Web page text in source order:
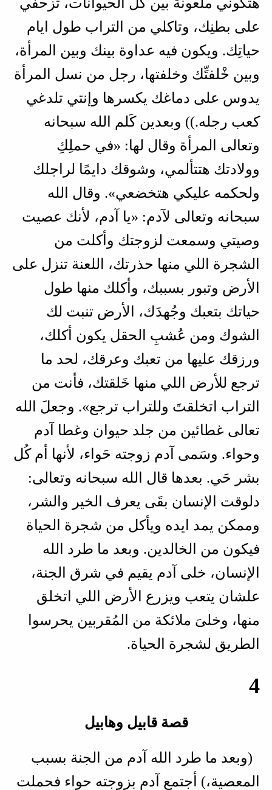
هتكوني ملعونة بين كل الحيوانات، تزحفي
على بطنِك، وتاكلي من التراب طول ايام
حياتِك. ويكون فيه عداوة بينك وبين المرأة،
وبين خْلفتِّك وخلفتها، رجل من نسل المرأة
يدوس على دماغك يكسرها وإنتي تلدغي
كعب رجله.)) وبعدين كَلم الله سبحانه
وتعالى المرأة وقال لها: «في حملِكِ
وولادتك هتتألمي، وشوقك دايمًا لراجلك
ولحكمه عليكي هتخضعي». وقال الله
سبحانه وتعالى لآدم: «يا آدم، لأنك عصيت
وصيتي وسمعت لزوجتك وأكلت من
الشجرة اللي منها حذرتك، اللعنة تنزل على
الأرض وتبور بسببك، وأكلك منها طول
حياتك بتعبك وجُهدَك، الأرض تنبت لك
الشوك ومن عُشبِ الحقل يكون أكلك،
ورزقك عليها من تعبك وعرقك، لحد ما
ترجع للأرض اللي منها خَلقتك، فأنت من
التراب اتخلقتَ وللتراب ترجع». وجعلَ الله
تعالى غطائين من جلد حيوان وغطا آدم
وحواء. وسَمى آدم زوجته حَواء، لأنها أم كُل
بشر حَي. بعدها قال الله سبحانه وتعالى:
دلوقت الإنسان بقَى يعرف الخير والشر،
وممكن يمد ايده ويأكل من شجرة الحياة
فيكون من الخالدين. وبعد ما طرد الله
الإنسان، خلى آدم يقيم في شرق الجنة،
علشان يتعب ويزرع الأرض اللي اتخلق
منها، وخلىَ ملائكة من المُقربين يحرسوا
الطريق لشجرة الحياة.
4
قصة قابيل وهابيل
(وبعد ما طرد الله آدم من الجنة بسبب
المعصية،) أجتمع آدم بزوجته حواء فحملت